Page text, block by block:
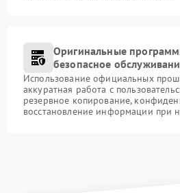
Оригинальные
безопасное
Использование официальных
аккуратная работа с
резервное копирование,
восстановление информации при